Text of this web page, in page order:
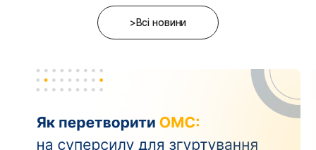
>Всі новини